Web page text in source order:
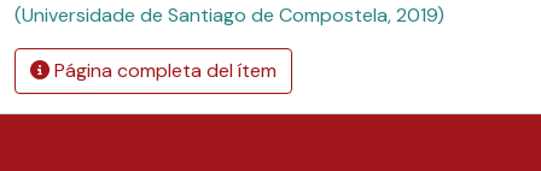
(Universidade de Santiago de Compostela, 2019)
Página completa del ítem